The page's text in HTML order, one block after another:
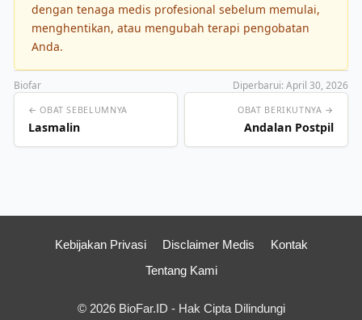
dengan tenaga medis profesional sebelum memulai,
menghentikan, atau mengubah terapi pengobatan
Anda.
Biofar Diperbarui: April 30, 2026
← OBAT SEBELUMNYA
Lasmalin
OBAT BERIKUTNYA →
Andalan Postpil
Kebijakan Privasi Disclaimer Medis
Kontak
Tentang Kami
© 2026 BioFar.ID - Hak Cipta Dilindungi